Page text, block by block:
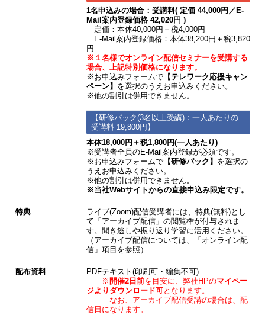
1名申込みの場合：受講料( 定価 44,000円／E-
Mail案内登録価格 42,020円 )
定価：本体40,000円＋税4,000円
E-Mail案内登録価格：本体38,200円＋税3,820
円
※１名様でオンライン配信セミナーを受講する
場合、上記特別価格になります。
※お申込みフォームで【テレワーク応援キャン
ペーン】
を選択のうえお申込みください。
※他の割引は併用できません。
【研修パック(3名以上受講)：一人あたりの
受講料 19,800円】
本体18,000円＋税1,800円(一人あたり)
※受講者全員のE-Mail案内登録が必須です。
※お申込みフォームで【研修パック】
を選択の
うえお申込みください。
※他の割引は併用できません。
※当社Webサイトからの直接申込み限定です。
特典
ライブ(Zoom)配信受講者には、特典(無料)とし
て「アーカイブ配信」の閲覧権が付与されま
す。聞き逃しや振り返り学習に活用ください。
（アーカイブ配信については、「オンライン配
信」項目を参照）
配布資料
PDFテキスト(印刷可・編集不可)
※ 開催2日前を目安に、弊社HPのマイペー
ジよりダウンロード可 となります。
なお、アーカイブ配信受講の場合は、配
信日になります。